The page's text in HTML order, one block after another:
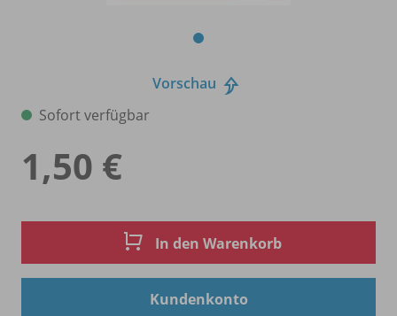
Vorschau
Sofort verfügbar
1,50 €
In den Warenkorb
Kundenkonto